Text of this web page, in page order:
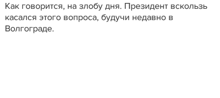
Как говорится, на злобу дня. Президент вскользь
касался этого вопроса, будучи недавно в
Волгограде.